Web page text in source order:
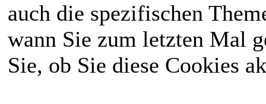
auch die spezifischen
wann Sie zum letzten Mal
Sie, ob Sie diese Cookies